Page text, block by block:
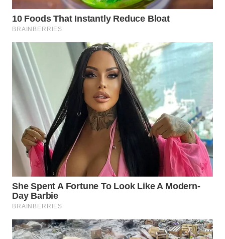
SIMALUNGUN
LABUHANBATU
WN
TAPANULI
TENGAH
WN DELI
SERDANG
WN
TEBING
WN
PAKPAK